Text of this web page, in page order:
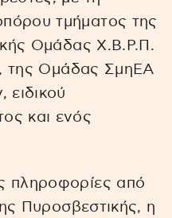
τμήματος της
Ομάδας Χ.Β.Ρ.Π.
της Ομάδας ΣμηΕΑ
και ενός
πληροφορίες από
Πυροσβεστικής, η